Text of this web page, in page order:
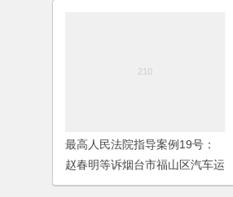
最高人民法院指导案例19号：
赵春明等诉烟台市福山区汽车运
输公司卫德平等机动车交通事故